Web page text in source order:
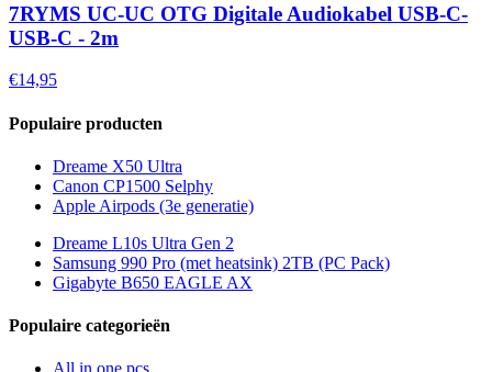
7RYMS UC-UC OTG Digitale Audiokabel USB-C-
USB-C - 2m
€14,95
Populaire producten
Dreame X50 Ultra
Canon CP1500 Selphy
Apple Airpods (3e generatie)
Dreame L10s Ultra Gen 2
Samsung 990 Pro (met heatsink) 2TB (PC Pack)
Gigabyte B650 EAGLE AX
Populaire categorieën